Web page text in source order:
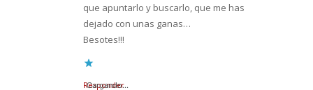
que apuntarlo y buscarlo, que me has
dejado con unas ganas…
Besotes!!!
Cargando...
Responder